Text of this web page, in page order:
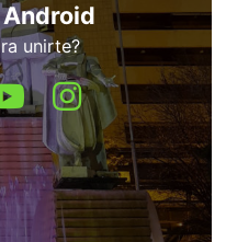
unirte?